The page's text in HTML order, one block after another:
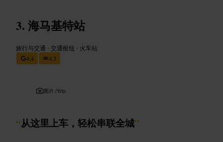
海马基特站
旅行与交通 •交通枢纽 • 火车站
4.4
4.3
图片 /Yelp
“从这里上车，轻松串联全城”